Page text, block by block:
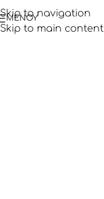
Skip to navigation
Skip to main content
ΜΕΝΟΥ